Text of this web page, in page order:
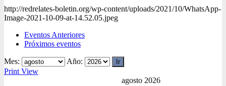
http://redrelates-boletin.org/wp-content/uploads/2021/10/WhatsApp-
Image-2021-10-09-at-14.52.05.jpeg
Eventos Anteriores
Próximos eventos
Mes:
Año:
Print View
agosto 2026